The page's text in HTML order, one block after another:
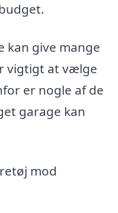
kan give mange
vigtigt at vælge
er nogle af de
garage kan
mod